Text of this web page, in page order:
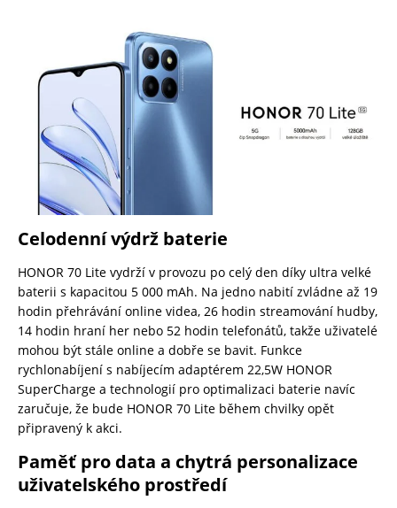
Celodenní výdrž baterie
HONOR 70 Lite vydrží v provozu po celý den díky ultra velké
baterii s kapacitou 5 000 mAh. Na jedno nabití zvládne až 19
hodin přehrávání online videa, 26 hodin streamování hudby,
14 hodin hraní her nebo 52 hodin telefonátů, takže uživatelé
mohou být stále online a dobře se bavit. Funkce
rychlonabíjení s nabíjecím adaptérem 22,5W HONOR
SuperCharge a technologií pro optimalizaci baterie navíc
zaručuje, že bude HONOR 70 Lite během chvilky opět
připravený k akci.
Paměť pro data a chytrá personalizace
uživatelského prostředí